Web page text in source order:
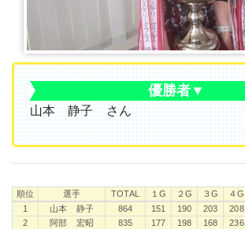
優勝者▼
山本 静子 さん
順位 選手 TOTAL １G ２G ３G ４G
順位
選手 TOTAL １G ２G ３G ４G
1 山本 静子 864 151 190 203 208
2
阿部 宏昭 835 177 198 168 236